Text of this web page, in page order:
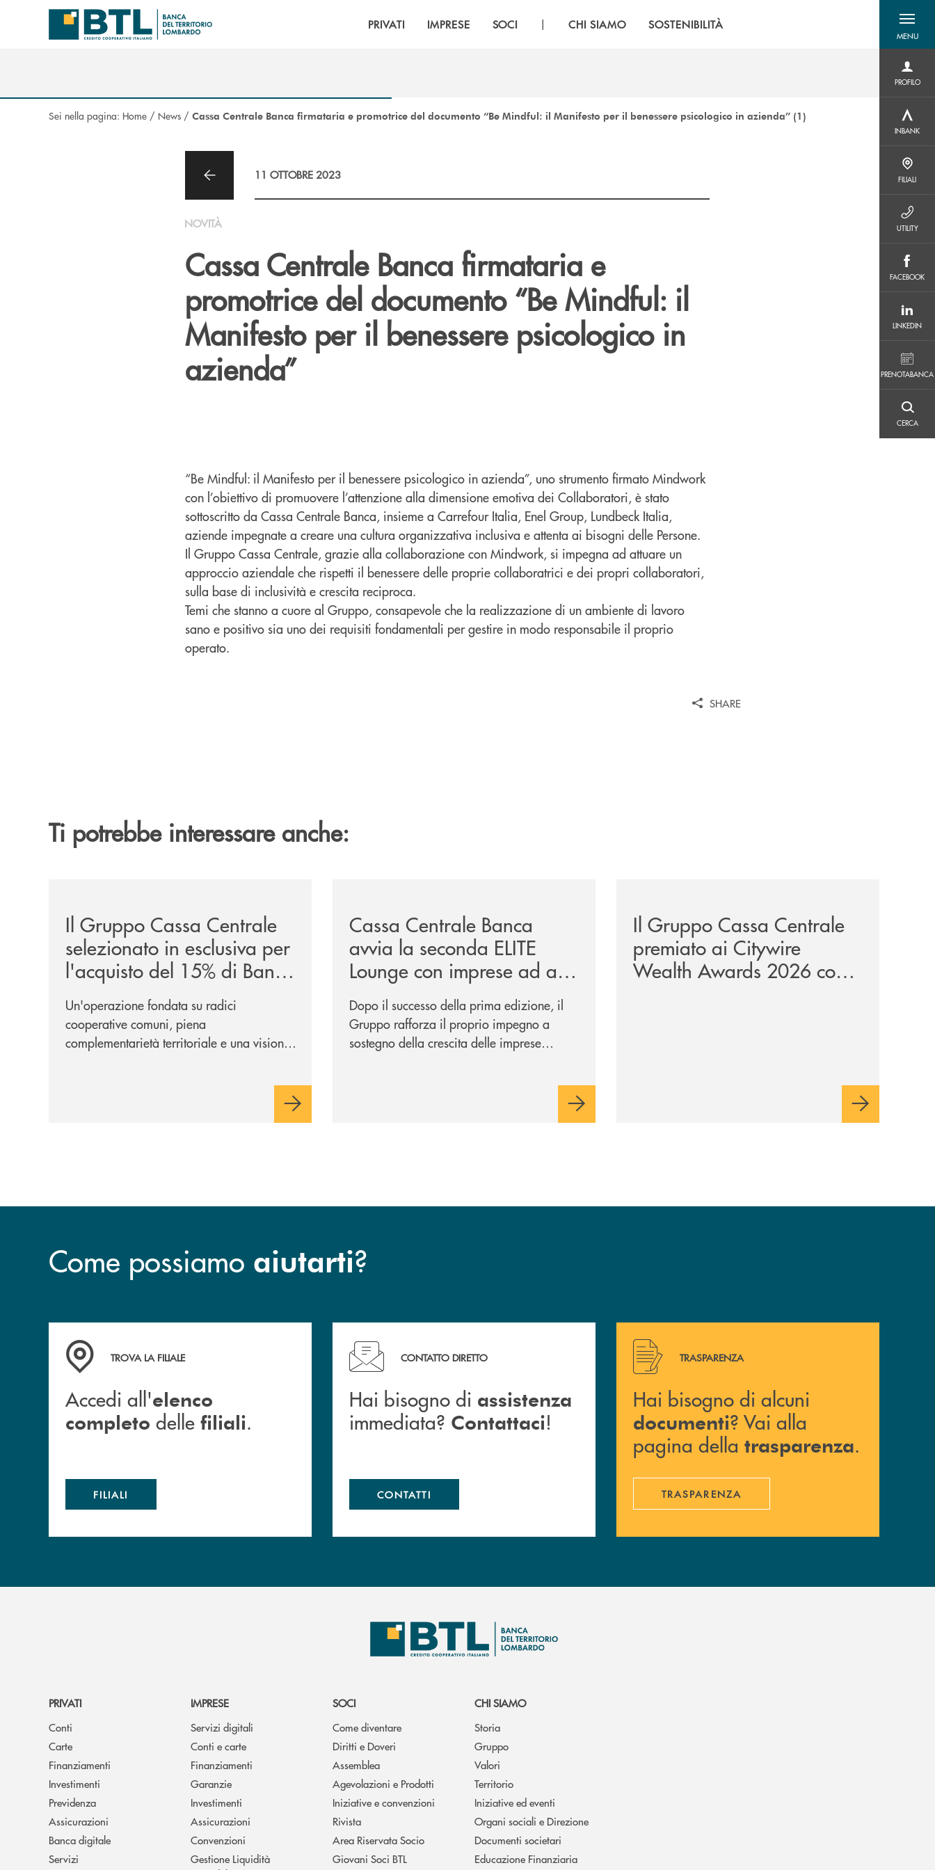
Salta al contenuto principale
PRIVATI IMPRESE SOCI | CHI SIAMO SOSTENIBILITÀ
MENU
PROFILO
INBANK
FILIALI
UTILITY
FACEBOOK
LINKEDIN
PRENOTABANCA
CERCA
Sei nella pagina: Home / News / Cassa Centrale Banca firmataria e promotrice del documento “Be Mindful: il Manifesto per il benessere psicologico in azienda” (1)
11 OTTOBRE 2023
NOVITÀ
Cassa Centrale Banca firmataria e
promotrice del documento “Be Mindful: il
Manifesto per il benessere psicologico in
azienda”
“Be Mindful: il Manifesto per il benessere psicologico in azienda”, uno strumento firmato Mindwork
con l’obiettivo di promuovere l’attenzione alla dimensione emotiva dei Collaboratori, è stato
sottoscritto da Cassa Centrale Banca, insieme a Carrefour Italia, Enel Group, Lundbeck Italia,
aziende impegnate a creare una cultura organizzativa inclusiva e attenta ai bisogni delle Persone.
Il Gruppo Cassa Centrale, grazie alla collaborazione con Mindwork, si impegna ad attuare un
approccio aziendale che rispetti il benessere delle proprie collaboratrici e dei propri collaboratori,
sulla base di inclusività e crescita reciproca.
Temi che stanno a cuore al Gruppo, consapevole che la realizzazione di un ambiente di lavoro
sano e positivo sia uno dei requisiti fondamentali per gestire in modo responsabile il proprio
operato.
SHARE
Ti potrebbe interessare anche:
Il Gruppo Cassa Centrale
selezionato in esclusiva per
l'acquisto del 15% di Banca
Cambiano 1884
Un'operazione fondata su radici
cooperative comuni, piena
complementarietà territoriale e una visione
Cassa Centrale Banca
avvia la seconda ELITE
Lounge con imprese ad alto
potenziale
Dopo il successo della prima edizione, il
Gruppo rafforza il proprio impegno a
sostegno della crescita delle imprese
Il Gruppo Cassa Centrale
premiato ai Citywire
Wealth Awards 2026 come
Come possiamo aiutarti?
Accedi all' elenco completo delle filiali .
TROVA LA FILIALE
Accedi all'elenco
completo delle filiali.
FILIALI
Hai bisogno di assistenza immediata? Contattaci !
CONTATTO DIRETTO
Hai bisogno di assistenza
immediata? Contattaci!
CONTATTI
Hai bisogno di alcuni documenti ? Vai alla pagina della
TRASPARENZA
Hai bisogno di alcuni
documenti? Vai alla
pagina della trasparenza.
TRASPARENZA
PRIVATI
Conti
Carte
Finanziamenti
Investimenti
Previdenza
Assicurazioni
Banca digitale
Servizi
IMPRESE
Servizi digitali
Conti e carte
Finanziamenti
Garanzie
Investimenti
Assicurazioni
Convenzioni
Gestione Liquidità
SOCI
Come diventare
Diritti e Doveri
Assemblea
Agevolazioni e Prodotti
Iniziative e convenzioni
Rivista
Area Riservata Socio
Giovani Soci BTL
CHI SIAMO
Storia
Gruppo
Valori
Territorio
Iniziative ed eventi
Organi sociali e Direzione
Documenti societari
Educazione Finanziaria